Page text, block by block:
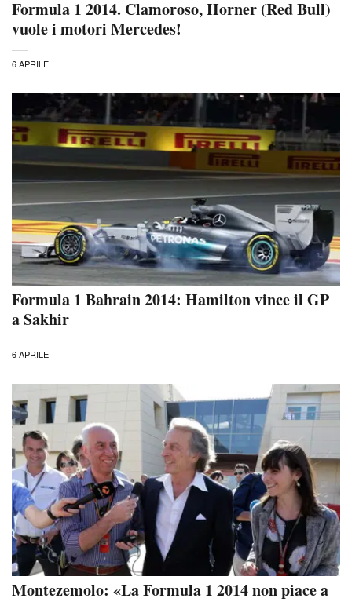
Formula 1 2014. Clamoroso, Horner (Red Bull)
vuole i motori Mercedes!
6 APRILE
Formula 1 Bahrain 2014: Hamilton vince il GP
a Sakhir
6 APRILE
Montezemolo: «La Formula 1 2014 non piace a